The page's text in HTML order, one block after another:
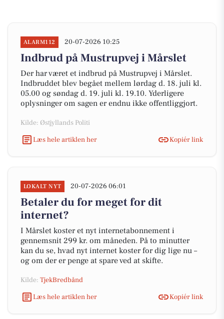
ALARM112 20-07-2026 10:25
Indbrud på Mustrupvej i Mårslet
Der har været et indbrud på Mustrupvej i Mårslet.
Indbruddet blev begået mellem lørdag d. 18. juli kl.
05.00 og søndag d. 19. juli kl. 19.10. Yderligere
oplysninger om sagen er endnu ikke offentliggjort.
Kilde: Østjyllands Politi
Læs hele artiklen her
Kopiér link
LOKALT NYT 20-07-2026 06:01
Betaler du for meget for dit
internet?
I Mårslet koster et nyt internetabonnement i
gennemsnit 299 kr. om måneden. På to minutter
kan du se, hvad nyt internet koster for dig lige nu –
og om der er penge at spare ved at skifte.
Kilde: TjekBredbånd
Læs hele artiklen her
Kopiér link